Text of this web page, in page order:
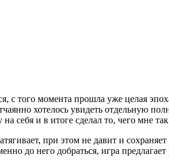
с того момента прошла уже целая
хотелось увидеть отдельную
себя и в итоге сделал то, чего мне
при этом не давит и сохраняет
до него добраться, игра предлагает